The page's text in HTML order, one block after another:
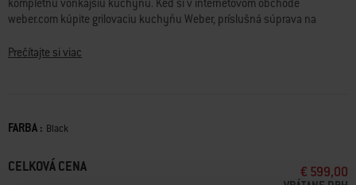
kompletnú vonkajšiu kuchyňu. Keď si v internetovom obchode
weber.com kúpite grilovaciu kuchyňu Weber, príslušná súprava na
objednávke.
možné túto súpravu vonkajšej kuchyne prispôsobiť takmer akémukoľvek
Prečítajte si viac
Color
FARBA : Black
CELKOVÁ CENA € 599,00